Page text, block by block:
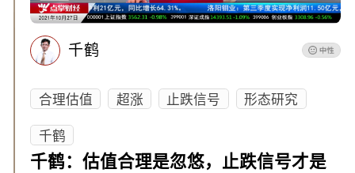
千鹤
合理估值 超涨 止跌信号
形态研究
千鹤
千鹤：估值合理是忽悠，止跌信号才是